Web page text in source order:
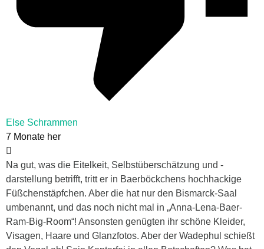
Else Schrammen
7 Monate her
Na gut, was die Eitelkeit, Selbstüberschätzung und -
darstellung betrifft, tritt er in Baerböckchens hochhackige
Füßchenstäpfchen. Aber die hat nur den Bismarck-Saal
umbenannt, und das noch nicht mal in „Anna-Lena-Baer-
Ram-Big-Room“! Ansonsten genügten ihr schöne Kleider,
Visagen, Haare und Glanzfotos. Aber der Wadephul schießt